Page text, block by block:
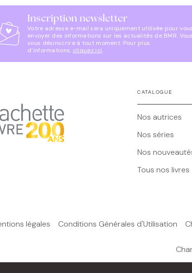
Inscription newsletter
Votre adresse e-mail sera uniquement utilisée pour vous
envoyer des informations sur les actualités de BMR.
vous désinscrire à tout moment. Pour plus
d’informations, cliquez ici.
CATALOGUE
Nos autrices
Nos séries
Nos
Tous nos livres
légales Conditions Générales d'Utilisation